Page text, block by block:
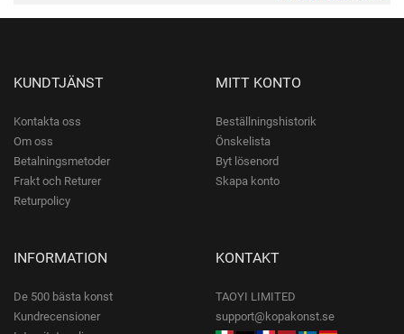
KUNDTJÄNST
Kontakta oss
Om oss
Betalningsmetoder
Frakt och Returer
Returpolicy
MITT KONTO
Beställningshistorik
Önskelista
Byt lösenord
Skapa konto
INFORMATION
De 500 bästa konst
Kundrecensioner
KONTAKT
TAOYI LIMITED
support@kopakonst.se